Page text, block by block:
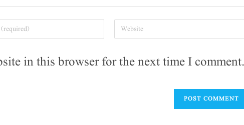
in this browser for the next time I comment.